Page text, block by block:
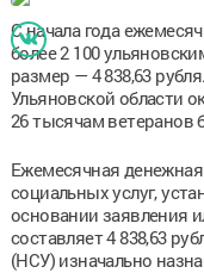
С начала года
более 2 100
размер — 4 838,63
Ульяновской области
26 тысячам ветеранов
Ежемесячная
социальных услуг,
основании заявления
составляет 4 838,63
(НСУ) изначально